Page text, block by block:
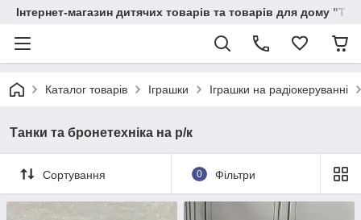
Інтернет-магазин дитячих товарів та товарів для дому
Каталог товарів Іграшки Іграшки на радіокеруванні
Танки та бронетехніка на р/к
Сортування 0 Фільтри